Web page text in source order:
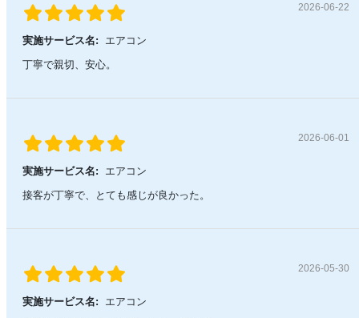
2026-06-22
実施サービス名:
エアコン
丁寧で親切、安心。
2026-06-01
実施サービス名:
エアコン
接客が丁寧で、とても感じが良かった。
2026-05-30
実施サービス名:
エアコン